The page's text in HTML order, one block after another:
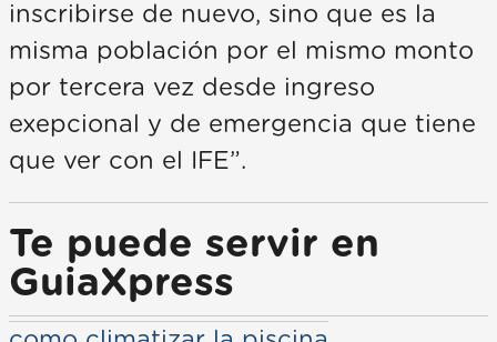
inscribirse de nuevo, sino que es la
misma población por el mismo monto
por tercera vez desde ingreso
exepcional y de emergencia que tiene
que ver con el IFE”.
Te puede servir en
GuiaXpress